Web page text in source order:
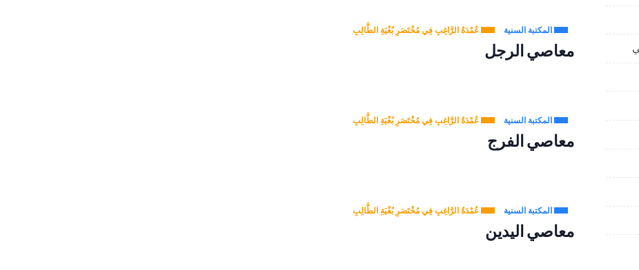
المكتبة السنية عُمْدَةُ الرَّاغِبِ فِي مُخْتَصَرِ بُغْيَةِ الطَّالِبِ
معاصي الرجل
المكتبة السنية عُمْدَةُ الرَّاغِبِ فِي مُخْتَصَرِ بُغْيَةِ الطَّالِبِ
معاصي الفرج
المكتبة السنية عُمْدَةُ الرَّاغِبِ فِي مُخْتَصَرِ بُغْيَةِ الطَّالِبِ
معاصي اليدين